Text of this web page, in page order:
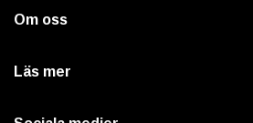
Om oss
Läs mer